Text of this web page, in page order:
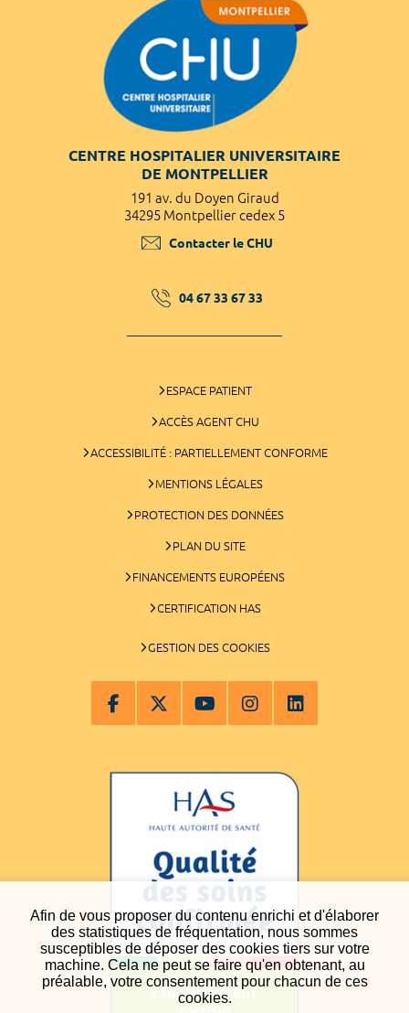
Afin de vous proposer du contenu enrichi et d'élaborer
des statistiques de fréquentation, nous sommes
susceptibles de déposer des cookies tiers sur votre
machine. Cela ne peut se faire qu'en obtenant, au
préalable, votre consentement pour chacun de ces
cookies.
CENTRE HOSPITALIER UNIVERSITAIRE
DE MONTPELLIER
191 av. du Doyen Giraud
34295 Montpellier cedex 5
Contacter le CHU
04 67 33 67 33
ESPACE PATIENT
ACCÈS AGENT CHU
ACCESSIBILITÉ : PARTIELLEMENT CONFORME
MENTIONS LÉGALES
PROTECTION DES DONNÉES
PLAN DU SITE
FINANCEMENTS EUROPÉENS
CERTIFICATION HAS
GESTION DES COOKIES